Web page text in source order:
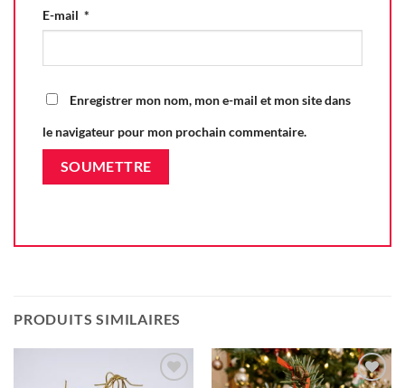
E-mail *
Enregistrer mon nom, mon e-mail et mon site dans
le navigateur pour mon prochain commentaire.
PRODUITS SIMILAIRES